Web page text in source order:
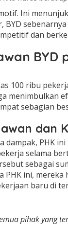
Ini
dan
BYD
100 ribu
menimbulkan
sebagian
dan
dampak, PHK
selama
sebagai
PHK ini,
baru di
pihak yang